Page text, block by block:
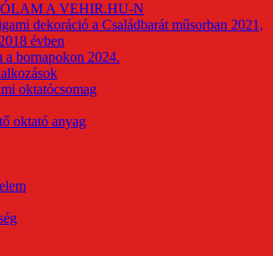
A VEHIR.HU-N
dekoráció a Családbarát műsorban 2021,
évben
a bornapokon 2024.
oktatócsomag
oktató anyag